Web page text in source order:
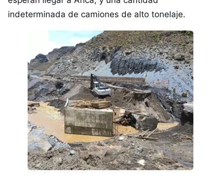
indeterminada de camiones de alto tonelaje.